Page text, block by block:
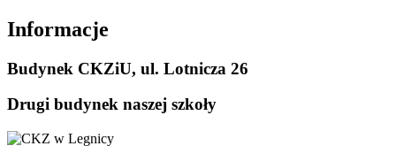
Informacje
Budynek CKZiU, ul. Lotnicza 26
Drugi budynek naszej szkoły